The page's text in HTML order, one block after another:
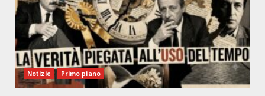
Notizie Primo piano